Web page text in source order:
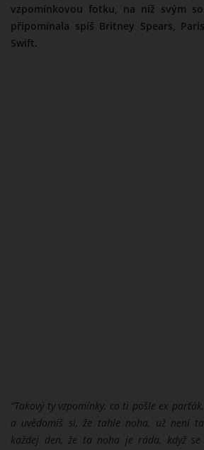
vzpomínkovou fotku, na níž svým
připomínala spíš Britney Spears,
Swift.
“Takový ty vzpomínky, co ti pošle ex
a uvědomíš si, že tahle noha, už není
každej den, že ta noha je ráda, když